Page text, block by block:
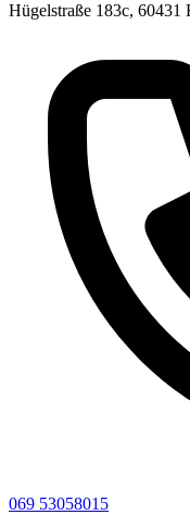
Hügelstraße 183c, 60431
069 53058015